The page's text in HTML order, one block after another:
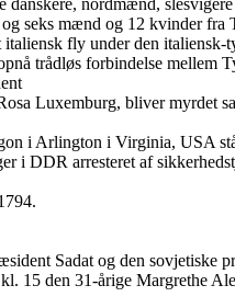
seks mænd og 12 kvinder fra
italiensk fly under den
trådløs forbindelse mellem
Luxemburg, bliver
i Arlington i Virginia, USA
DDR arresteret af
Sadat og den sovjetiske
15 den 31-årige